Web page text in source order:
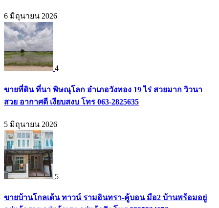
6 มิถุนายน 2026
4
ขายที่ดิน ที่นา พิษณุโลก อำเภอวังทอง 19 ไร่ สวยมาก วิวนา
สวย อากาศดี เงียบสงบ โทร 063-2825635
5 มิถุนายน 2026
5
ขายบ้านโกลเด้น ทาวน์ รามอินทรา-คู้บอน มือ2 บ้านพร้อมอยู่